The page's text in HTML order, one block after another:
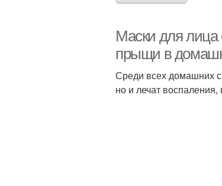
Маски для лица
прыщи в
Среди всех домашних
но и лечат